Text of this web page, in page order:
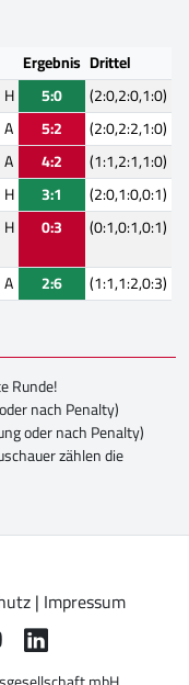
Ergebnis Drittel
H 5:0
(2:0,2:0,1:0)
A 5:2
(2:0,2:2,1:0)
A 4:2
(1:1,2:1,1:0)
H 3:1
(2:0,1:0,0:1)
H 0:3
(0:1,0:1,0:1)
A 2:6 (1:1,1:2,0:3)
Runde!
nach Penalty)
oder nach Penalty)
zählen die
| Impressum